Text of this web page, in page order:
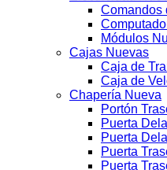
Comandos
Módulos
Cajas Nuevas
Caja de
Caja de
Chapería Nueva
Portón
Puerta
Puerta
Puerta
Puerta